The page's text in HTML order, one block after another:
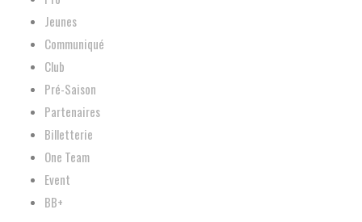
Jeunes
Communiqué
Club
Pré-Saison
Partenaires
Billetterie
One Team
Event
BB+